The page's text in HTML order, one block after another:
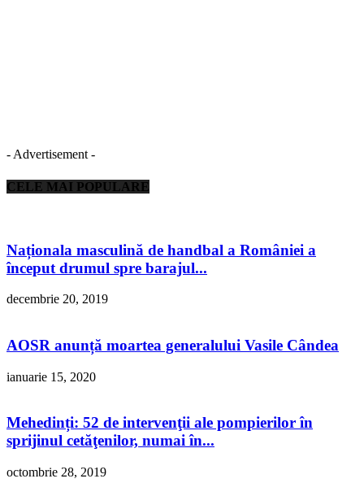
- Advertisement -
CELE MAI POPULARE
Naționala masculină de handbal a României a
început drumul spre barajul...
decembrie 20, 2019
AOSR anunță moartea generalului Vasile Cândea
ianuarie 15, 2020
Mehedinți: 52 de intervenţii ale pompierilor în
sprijinul cetăţenilor, numai în...
octombrie 28, 2019